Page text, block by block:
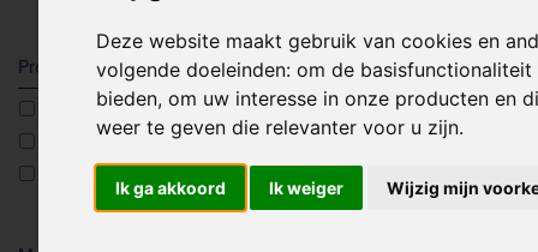
Deze website maakt gebruik van cookies en
volgende doeleinden: om de
bieden, om uw interesse in onze producten en
weer te geven die relevanter voor u zijn.
Ik ga akkoord Ik weiger Wijzig mijn
Producttype
Cognacglazen
Martiniglazen
Sherryglazen
SHERRY &
Sorteren op: